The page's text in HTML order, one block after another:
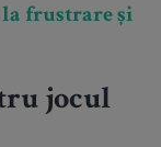
frustrare și
jocul